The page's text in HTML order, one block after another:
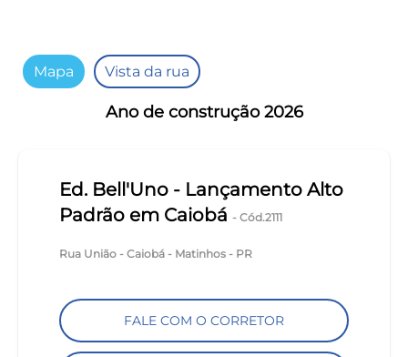
Mapa Vista da rua
Ano de construção 2026
Ed. Bell'Uno - Lançamento Alto
Padrão em Caiobá- Cód.2111
Rua União - Caiobá - Matinhos - PR
FALE COM O CORRETOR